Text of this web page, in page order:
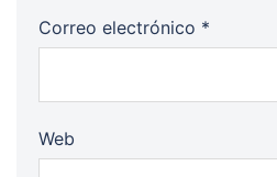
Correo electrónico *
Web